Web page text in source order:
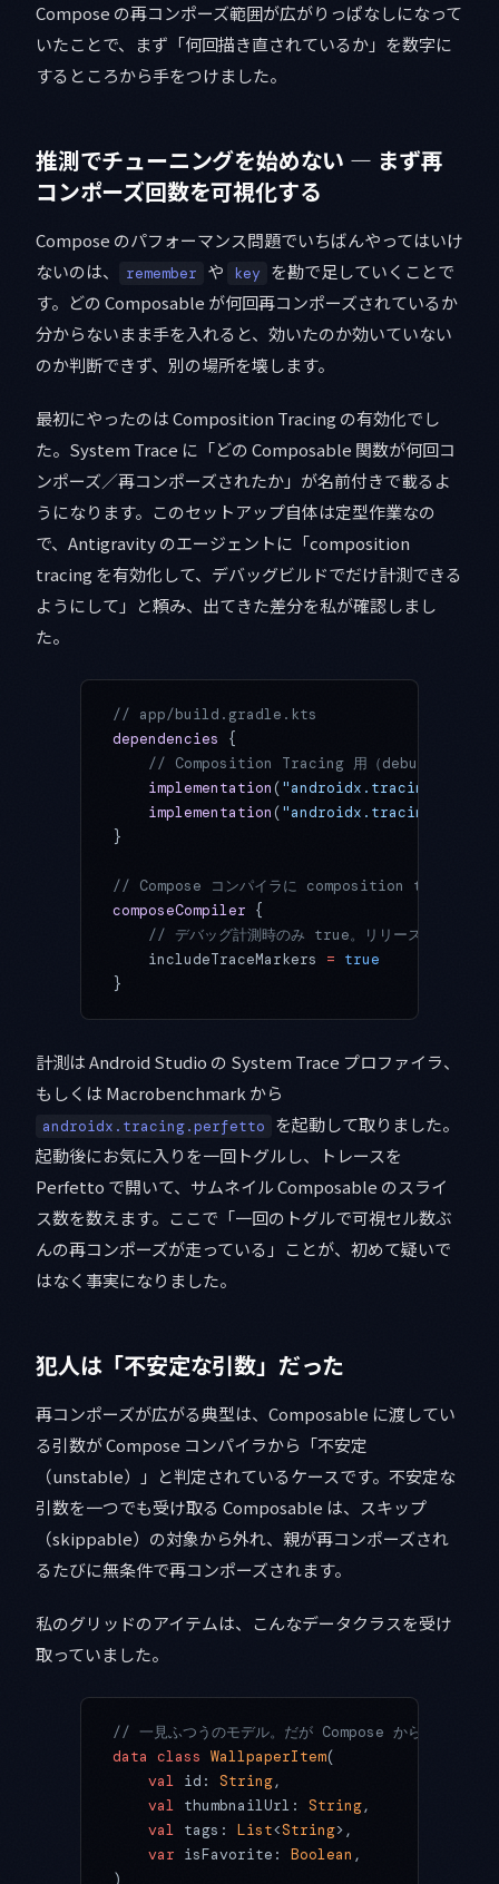
Compose の再コンポーズ範囲が広がりっぱなしになって
いたことで、まず「何回描き直されているか」を数字に
するところから手をつけました。
推測でチューニングを始めない — まず再
コンポーズ回数を可視化する
Compose のパフォーマンス問題でいちばんやってはいけ
ないのは、
remember や key
を勘で足していくことで
す。どの Composable が何回再コンポーズされているか
分からないまま手を入れると、効いたのか効いていない
のか判断できず、別の場所を壊します。
最初にやったのは Composition Tracing の有効化でし
た。System Trace に「どの Composable 関数が何回コ
ンポーズ／再コンポーズされたか」が名前付きで載るよ
うになります。このセットアップ自体は定型作業なの
で、Antigravity のエージェントに「composition
tracing を有効化して、デバッグビルドでだけ計測できる
ようにして」と頼み、出てきた差分を私が確認しまし
た。
// app/build.gradle.kts
dependencies
{
// Composition Tracing 用（debug のみで十
    implementation
(
    implementation
(
}
// Compose コンパイラに composition tracing マ
composeCompiler {
// デバッグ計測時のみ true。リリースには含めな
    includeTraceMarkers
= true
}
計測は Android Studio の System Trace プロファイラ、
もしくは Macrobenchmark から
androidx.tracing.perfetto
を起動して取りました。
起動後にお気に入りを一回トグルし、トレースを
Perfetto で開いて、サムネイル Composable のスライ
ス数を数えます。ここで「一回のトグルで可視セル数ぶ
んの再コンポーズが走っている」ことが、初めて疑いで
はなく事実になりました。
犯人は「不安定な引数」だった
再コンポーズが広がる典型は、Composable に渡してい
る引数が Compose コンパイラから「不安定
（unstable）」と判定されているケースです。不安定な
引数を一つでも受け取る Composable は、スキップ
（skippable）の対象から外れ、親が再コンポーズされ
るたびに無条件で再コンポーズされます。
私のグリッドのアイテムは、こんなデータクラスを受け
取っていました。
// 一見ふつうのモデル。だが Compose からは
data class WallpaperItem(
    val
id: String,
    val
thumbnailUrl: String,
    val
tags: List<String>,
    var
isFavorite: Boolean ,
)